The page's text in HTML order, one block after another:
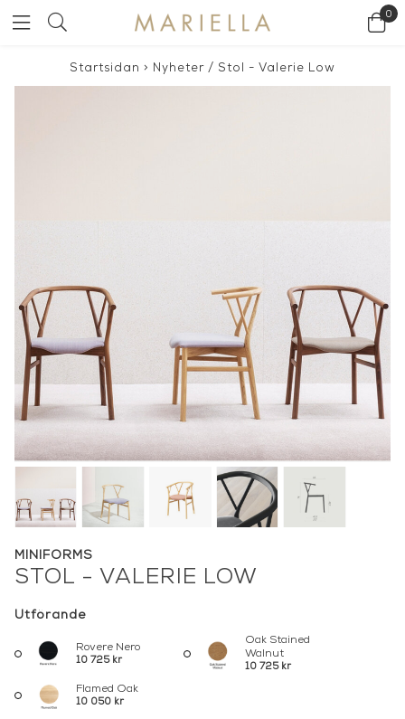
0
Startsidan > Nyheter / Stol - Valerie Low
MINIFORMS
STOL - VALERIE LOW
Utförande
Rovere Nero
10 725 kr
Oak Stained
Walnut
10 725 kr
Flamed Oak
10 050 kr